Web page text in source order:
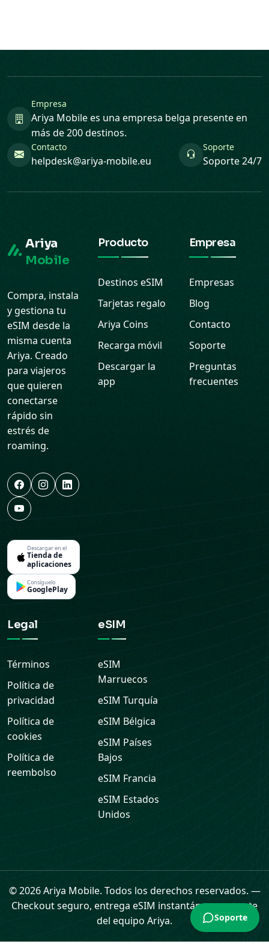
Empresa
Ariya Mobile es una empresa belga presente en
más de 200 destinos.
Contacto
helpdesk@ariya-mobile.eu
Soporte
Soporte 24/7
Ariya
Mobile
Compra, instala
y gestiona tu
eSIM desde la
misma cuenta
Ariya. Creado
para viajeros
que quieren
conectarse
rápido sin
estrés de
roaming.
Descargar en el
Tienda de
aplicaciones
Consíguelo
GooglePlay
Producto
Destinos eSIM
Tarjetas regalo
Ariya Coins
Recarga móvil
Descargar la
app
Empresa
Empresas
Blog
Contacto
Soporte
Preguntas
frecuentes
Legal
Términos
Política de
privacidad
Política de
cookies
Política de
reembolso
eSIM
eSIM
Marruecos
eSIMTurquía
eSIM Bélgica
eSIM Países
Bajos
eSIM Francia
eSIM Estados
Unidos
© 2026 Ariya Mobile. Todos los derechos reservados. —
Checkout seguro, entrega eSIM instantánea y soporte
del equipo Ariya.
Tarjetas regalo Datos
Soporte